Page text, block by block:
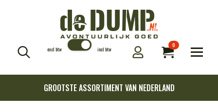
excl btw incl btw
0
GROOTSTE ASSORTIMENT VAN NEDERLAND